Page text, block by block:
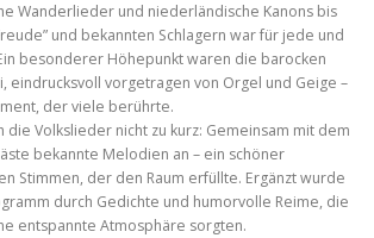
Wanderlieder und niederländische Kanons bis
und bekannten Schlagern war für jede und
besonderer Höhepunkt waren die barocken
eindrucksvoll vorgetragen von Orgel und Geige –
der viele berührte.
die Volkslieder nicht zu kurz: Gemeinsam mit dem
bekannte Melodien an – ein schöner
Stimmen, der den Raum erfüllte. Ergänzt wurde
durch Gedichte und humorvolle Reime, die
entspannte Atmosphäre sorgten.